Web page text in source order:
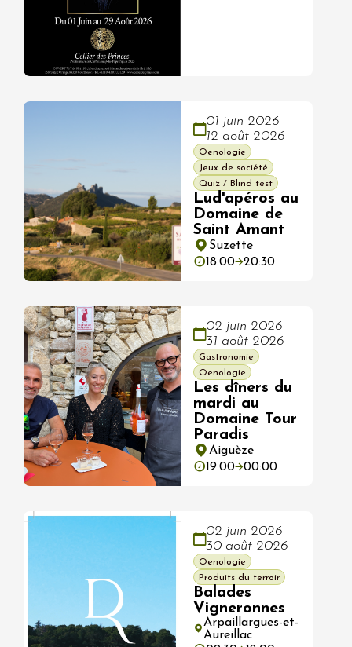
01 juin 2026 -
12 août 2026
Oenologie
Jeux de société
Quiz / Blind test
Lud'apéros au
Domaine de
Saint Amant
Suzette
18:00
20:30
02 juin 2026 -
31 août 2026
Gastronomie
Oenologie
Les dîners du
mardi au
Domaine Tour
Paradis
Aiguèze
19:00
00:00
02 juin 2026 -
30 août 2026
Oenologie
Produits du terroir
Balades
Vigneronnes
Arpaillargues-et-
Aureillac